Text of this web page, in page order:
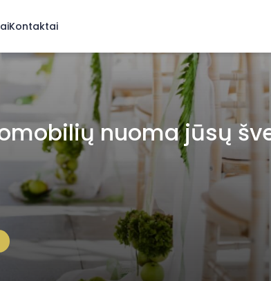
Kontaktai
nuoma jūsų